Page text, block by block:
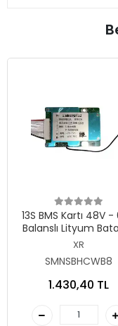
13S BMS Kartı 48V
Balanslı Lityum
Koruma Devresi
XR
SMNSBHCWB8
1.430,40 TL